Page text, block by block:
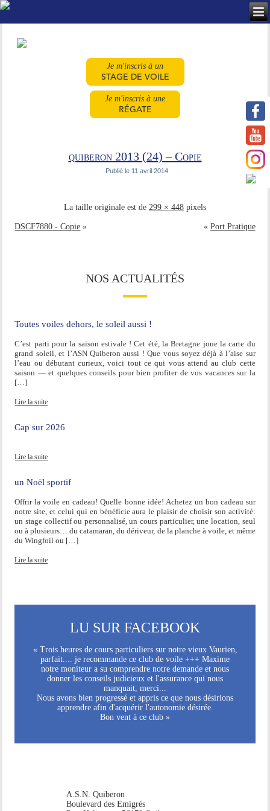
Je m'inscris à un
STAGE DE VOILE
Je m'inscris à une
RÉGATE
quiberon 2013 (24) – Copie
Publié le 11 avril 2014
La taille originale est de 299 × 448 pixels
DSCF7880 - Copie » « Port Pratique
NOS ACTUALITÉS
Toutes voiles dehors, le soleil aussi !
C’est parti pour la saison estivale ! Cet été, la Bretagne joue la carte du
grand soleil, et l’ASN Quiberon aussi ! Que vous soyez déjà à l’aise sur
l’eau ou débutant curieux, voici tout ce qui vous attend au club cette
saison — et quelques conseils pour bien profiter de vos vacances sur la
[…]
Lire la suite
Cap sur 2026
Lire la suite
un Noël sportif
Offrir la voile en cadeau! Quelle bonne idée! Achetez un bon cadeau sur
notre site, et celui qui en bénéficie aura le plaisir de choisir son activité:
un stage collectif ou personnalisé, un cours particulier, une location, seul
ou à plusieurs… du catamaran, du dériveur, de la planche à voile, et même
du Wingfoil ou […]
Lire la suite
LU SUR FACEBOOK
« Trois heures de cours particuliers sur notre vieux Vaurien,
parfait.... je recommande ce club de voile +++ Maxime
notre moniteur a su comprendre notre demande et nous
donner les conseils judicieux et l'assurance qui nous
manquait, merci...
Nous avons bien progressé et appris ce que nous désirions
apprendre afin d'acquérir l'autonomie désirée.
Bon vent à ce club »
A.S.N. Quiberon
Boulevard des Emigrés